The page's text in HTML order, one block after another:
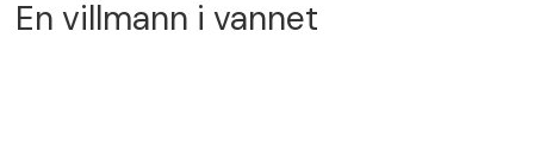
En villmann i vannet